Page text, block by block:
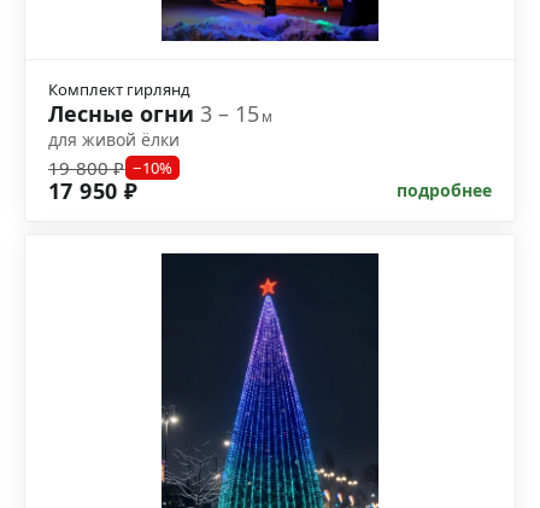
Комплект гирлянд
Лесные огни 3 – 15м
для живой ёлки
19 800 ₽ −10%
17 950 ₽ подробнее